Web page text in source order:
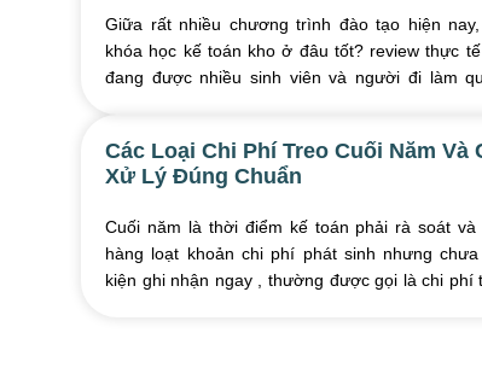
Giữa rất nhiều chương trình đào tạo hiện
khóa học kế toán kho ở đâu tốt? review thực
đang được nhiều sinh viên và người đi làm
Các Loại Chi Phí Treo Cuối Năm Và
Xử Lý Đúng Chuẩn
Cuối năm là thời điểm kế toán phải rà soát và
hàng loạt khoản chi phí phát sinh nhưng
kiện ghi nhận ngay , thường được gọi là chi phí